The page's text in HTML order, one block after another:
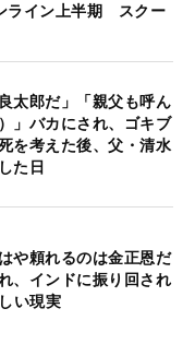
ライン上半期 スクー
太郎だ」「親父も呼ん
」バカにされ、ゴキブ
を考えた後、父・清水
た日
や頼れるのは金正恩だ
、インドに振り回され
い現実